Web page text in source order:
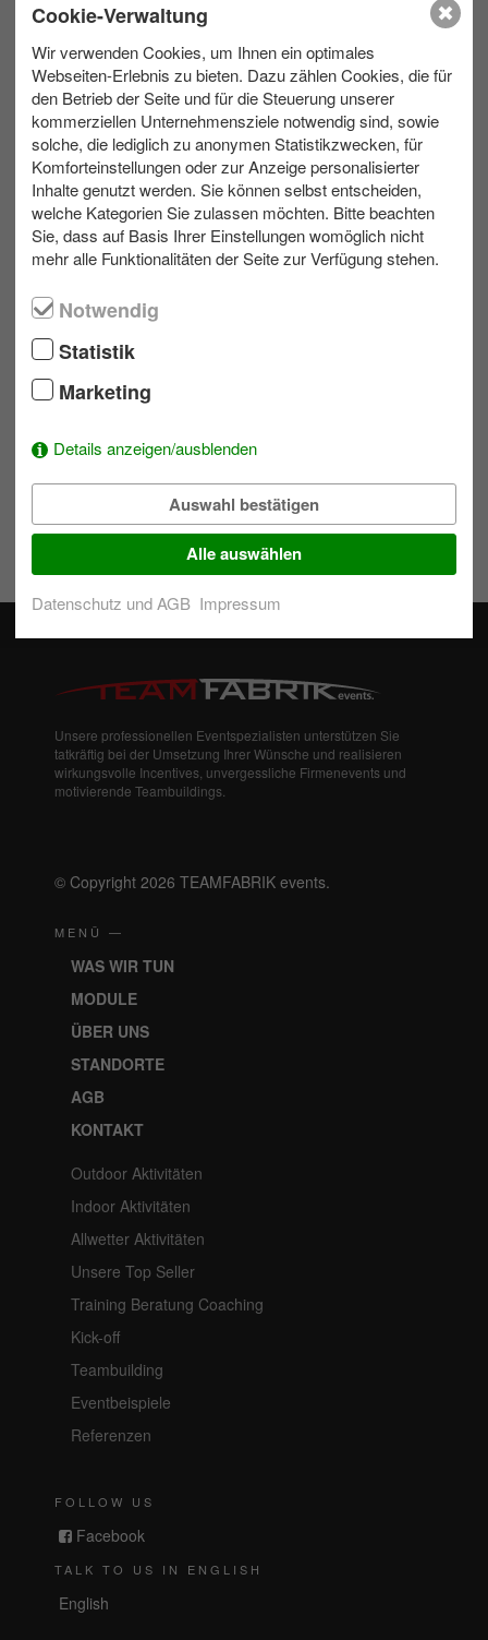
Zusätzliche Informationen:
Diese Veranstaltung ist auf Wunsch auch in Englisch,
Französisch und Spanisch verfügbar.
Gerne planen wir eine Schlechtwettervariante für Ihr
Teamevent.
max. 30 Allwetter 0.5 bis 1 h
Ihr Kontakt zu uns
039953 70173
Wunschliste
Um der Auswahl Aktivitäten hinzuzufügen einfach bei einem
Unsere professionellen Eventspezialisten unterstützen Sie
tatkräftig bei der Umsetzung Ihrer Wünsche und realisieren
wirkungsvolle Incentives, unvergessliche Firmenevents und
motivierende Teambuildings.
© Copyright 2026 TEAMFABRIK events.
MENÜ —
WAS WIR TUN
MODULE
ÜBER UNS
STANDORTE
AGB
KONTAKT
Outdoor Aktivitäten
Indoor Aktivitäten
Allwetter Aktivitäten
Unsere Top Seller
Training Beratung Coaching
Kick-off
Teambuilding
Eventbeispiele
Referenzen
FOLLOW US
Facebook
TALK TO US IN ENGLISH
English
Cookie-Verwaltung
Wir verwenden Cookies, um Ihnen ein optimales
Webseiten-Erlebnis zu bieten. Dazu zählen Cookies, die für
den Betrieb der Seite und für die Steuerung unserer
kommerziellen Unternehmensziele notwendig sind, sowie
solche, die lediglich zu anonymen Statistikzwecken, für
Komforteinstellungen oder zur Anzeige personalisierter
Inhalte genutzt werden. Sie können selbst entscheiden,
welche Kategorien Sie zulassen möchten. Bitte beachten
Sie, dass auf Basis Ihrer Einstellungen womöglich nicht
mehr alle Funktionalitäten der Seite zur Verfügung stehen.
Notwendig
Statistik
Marketing
Details anzeigen/ausblenden
Auswahl bestätigen
Alle auswählen
Datenschutz und AGB Impressum